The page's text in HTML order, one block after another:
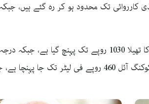
تک محدود ہو کر رہ گئے ہیں،